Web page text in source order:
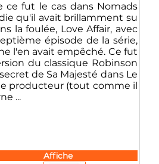
fut le cas dans Nomads
qu'il avait brillamment su
la foulée, Love Affair, avec
épisode de la série,
l'en avait empêché. Ce fut
du classique Robinson
de Sa Majesté dans Le
producteur (tout comme il
...
Affiche